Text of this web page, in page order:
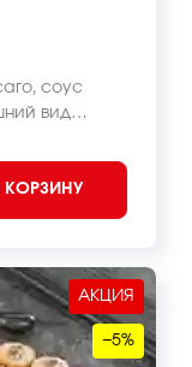
соус
вид
КОРЗИНУ
АКЦИЯ
−5%